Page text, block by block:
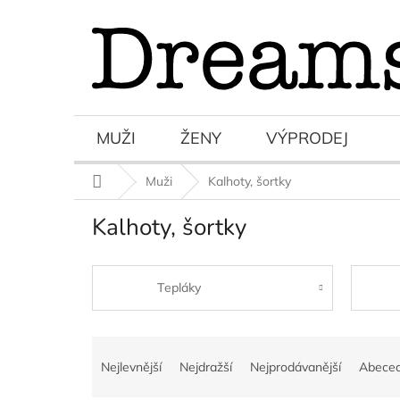
MUŽI ŽENY VÝPRODEJ
Domů Muži Kalhoty, šortky
Kalhoty, šortky
Tepláky
Nejlevnější Nejdražší Nejprodávanější